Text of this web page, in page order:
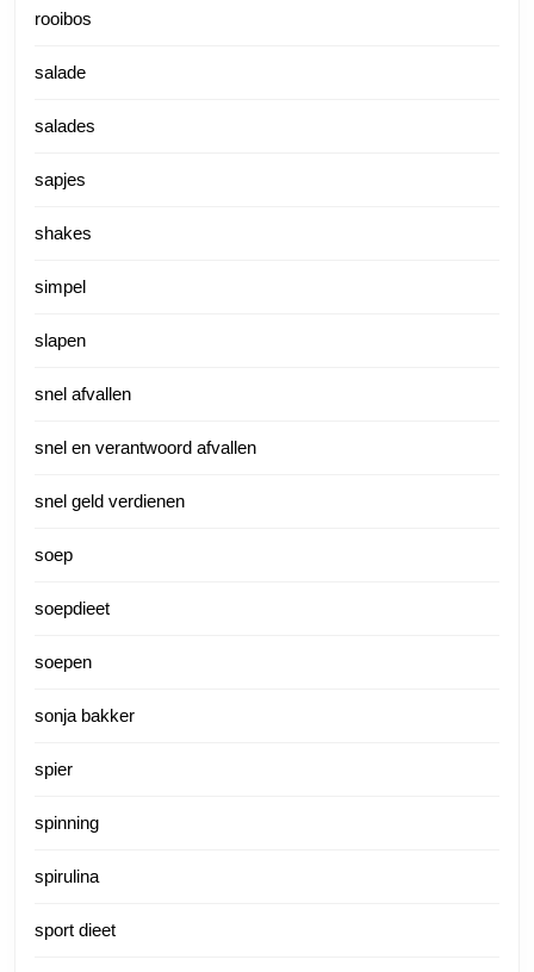
rooibos
salade
salades
sapjes
shakes
simpel
slapen
snel afvallen
snel en verantwoord afvallen
snel geld verdienen
soep
soepdieet
soepen
sonja bakker
spier
spinning
spirulina
sport dieet